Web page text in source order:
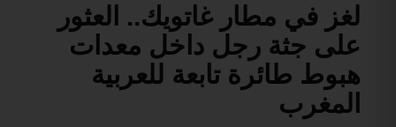
لغز في مطار غاتويك.. العثور
على جثة رجل داخل معدات
هبوط طائرة تابعة للعربية
المغرب